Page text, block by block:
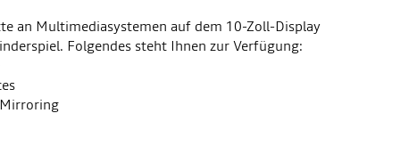
an Multimediasystemen auf dem 10-Zoll-Display
Folgendes steht Ihnen zur Verfügung: